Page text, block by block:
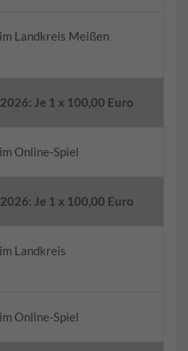
Landkreis Meißen
Je 1 x 100,00 Euro
Online-Spiel
Je 1 x 100,00 Euro
Landkreis
Online-Spiel